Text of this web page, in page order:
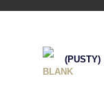
(PUSTY)